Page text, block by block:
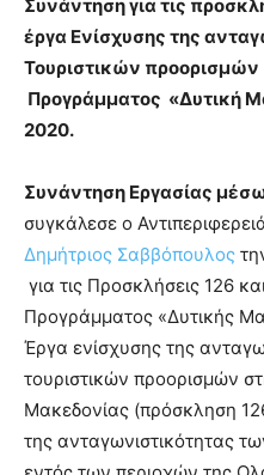
Συνάντηση για τις
έργα Ενίσχυσης της
Τουριστικών προορισμών
Προγράμματος «Δυτική
2020.
Συνάντηση Εργασίας
συγκάλεσε ο
Δημήτριος Σαββόπουλος
για τις Προσκλήσεις 126
Προγράμματος «Δυτικής
Έργα ενίσχυσης της
τουριστικών προορισμών
Μακεδονίας (πρόσκληση
της ανταγωνιστικότητας